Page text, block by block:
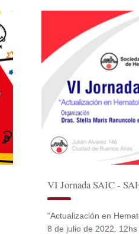
VI Jornada SAIC -
“Actualización en
8 de julio de 2022. 12hs